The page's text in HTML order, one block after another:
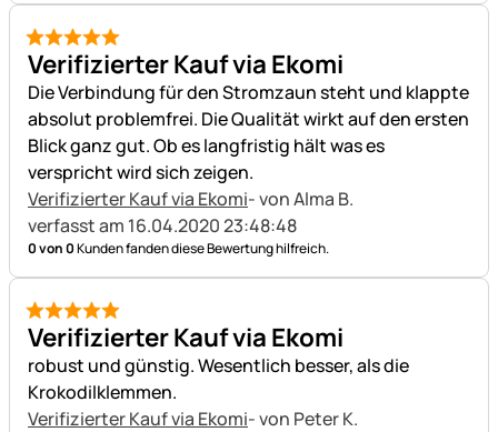
5 von 5
Verifizierter Kauf via Ekomi
Die Verbindung für den Stromzaun steht und klappte
absolut problemfrei. Die Qualität wirkt auf den ersten
Blick ganz gut. Ob es langfristig hält was es
verspricht wird sich zeigen.
Verifizierter Kauf via Ekomi- von Alma B.
verfasst am 16.04.2020 23:48:48
0 von 0Kunden fanden diese Bewertung hilfreich.
5 von 5
Verifizierter Kauf via Ekomi
robust und günstig. Wesentlich besser, als die
Krokodilklemmen.
Verifizierter Kauf via Ekomi- von Peter K.